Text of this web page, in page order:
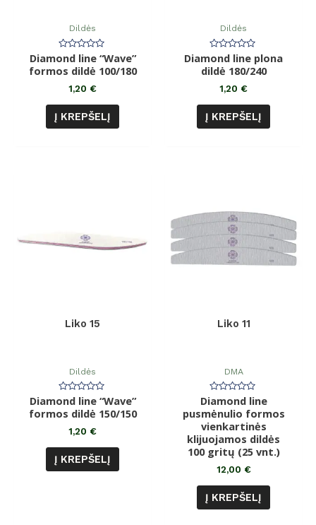
Dildės
Įvertinimas:
0
iš
Diamond line “Wave”
formos dildė 100/180
1,20 €
Į KREPŠELĮ
Dildės
Įvertinimas:
0
iš
Diamond line plona
dildė 180/240
1,20 €
Į KREPŠELĮ
Liko 15
Dildės
Įvertinimas:
0
iš
Diamond line “Wave”
formos dildė 150/150
1,20 €
Į KREPŠELĮ
Liko 11
DMA
Įvertinimas:
0
iš
5
Diamond line
pusmėnulio formos
vienkartinės
klijuojamos dildės
100 gritų (25 vnt.)
12,00 €
Į KREPŠELĮ